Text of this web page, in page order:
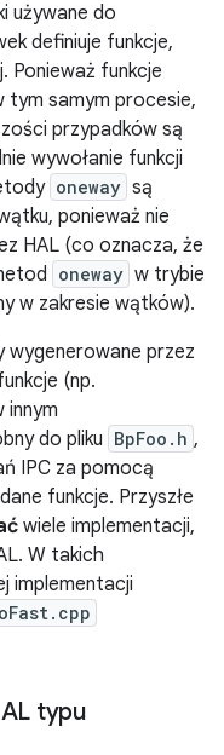
używane do
definiuje funkcje,
Ponieważ funkcje
tym samym procesie,
przypadków są
wywołanie funkcji
oneway są
ponieważ nie
HAL (co oznacza, że
oneway w trybie
w zakresie wątków).
przez
(np.
innym
do pliku BpFoo.h ,
IPC za pomocą
funkcje. Przyszłe
wiele implementacji,
W takich
implementacji
typu